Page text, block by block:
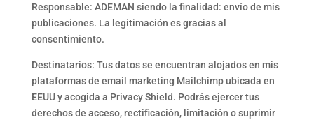
Responsable: ADEMAN siendo la finalidad: envío de mis
publicaciones. La legitimación es gracias al
consentimiento.
Destinatarios: Tus datos se encuentran alojados en mis
plataformas de email marketing Mailchimp ubicada en
EEUU y acogida a Privacy Shield. Podrás ejercer tus
derechos de acceso, rectificación, limitación o suprimir